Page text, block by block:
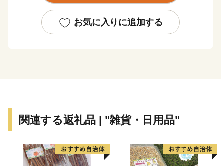
キャンプに最適。標高897メートルの岩湧山山頂は、秋
になるとススキの宝庫に。 市内には多くの文化財が現
いうタイトルで申請したストーリーが、文化庁より日本
★ABCテレビのニュース情報番組「newsおかえり」で
純国産楊枝セットが紹介されました！
お気に入りに追加する
関連する返礼品 | "雑貨・日用品"